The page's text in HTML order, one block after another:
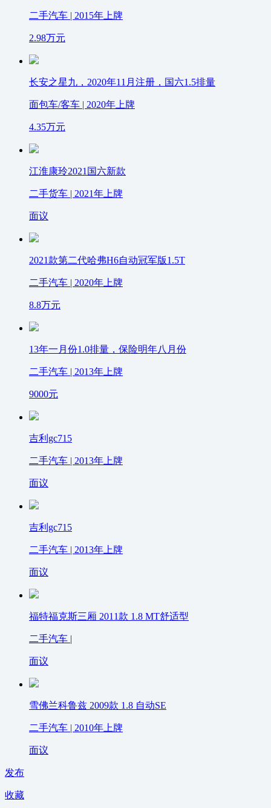
二手汽车 | 2015年上牌
2.98万元
长安之星九，2020年11月注册，国六1.5排量
面包车/客车 | 2020年上牌
4.35万元
江淮康玲2021国六新款
二手货车 | 2021年上牌
面议
2021款第二代哈弗H6自动冠军版1.5T
二手汽车 | 2020年上牌
8.8万元
13年一月份1.0排量，保险明年八月份
二手汽车 | 2013年上牌
9000元
吉利gc715
二手汽车 | 2013年上牌
面议
吉利gc715
二手汽车 | 2013年上牌
面议
福特福克斯三厢 2011款 1.8 MT舒适型
二手汽车 |
面议
雪佛兰科鲁兹 2009款 1.8 自动SE
二手汽车 | 2010年上牌
面议
发布
收藏